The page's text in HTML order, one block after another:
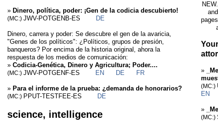
» Dinero, política, poder: ¡Gen de la codicia descubierto!
(MC:) JWV-POTGENB-ES DE
Dinero, carrera y poder: Se descubre el gen de la avaricia,
"Genes de los políticos": ¿Políticos, grupos de presión,
banqueros? Por encima de la historia original, ahora la
respuesta de los medios de comunicación:
» Codicia-Genética, Dinero y Agricultura; Poder....
(MC:) JWV-POTGENF-ES EN DE FR
» Para el informe de la prueba: ¿demanda de honorarios?
(MC:) PPUT-TESTFEE-ES DE
science, intelligence
»
(MC:)
EN
»
(MC:)